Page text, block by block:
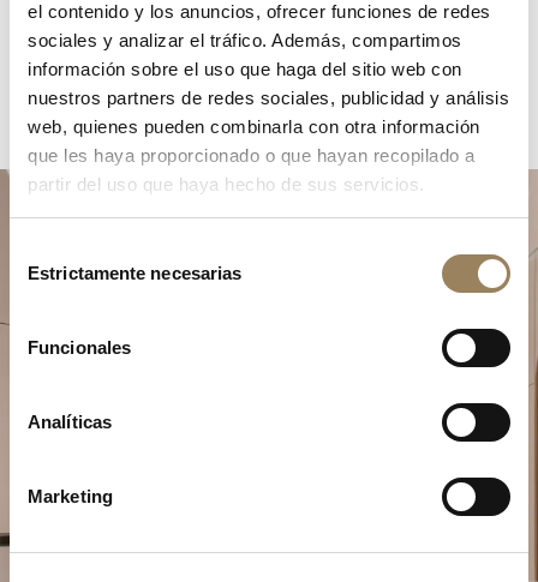
el contenido y los anuncios, ofrecer funciones de redes
sociales y analizar el tráfico. Además, compartimos
información sobre el uso que haga del sitio web con
nuestros partners de redes sociales, publicidad y análisis
web, quienes pueden combinarla con otra información
que les haya proporcionado o que hayan recopilado a
partir del uso que haya hecho de sus servicios.
Estrictamente necesarias
Funcionales
Analíticas
Marketing
Planifique su momento de